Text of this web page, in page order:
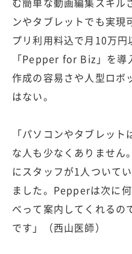
ンやタブレットでも実現
プリ利用料込で月10万
「Pepper for Biz」を導
作成の容易さや人型ロボ
はない。
「パソコンやタブレッ
な人も少なくありません
にスタッフが1人ついて
ました。Pepperは次に
べって案内してくれるの
です」（西山医師）